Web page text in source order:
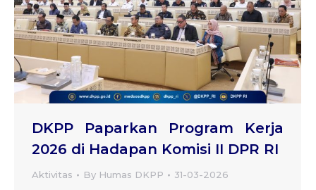
DKPP Paparkan Program Kerja
2026 di Hadapan Komisi II DPR RI
Aktivitas By Humas DKPP 31-03-2026